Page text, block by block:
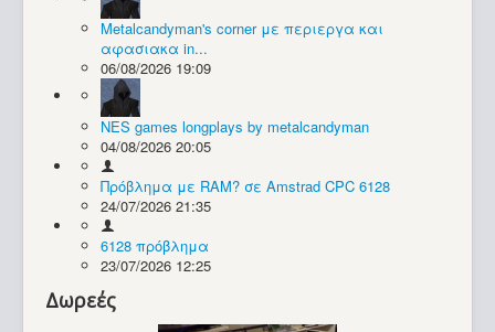
Metalcandyman's corner με περιεργα και
αφασιακα in...
06/08/2026 19:09
NES games longplays by metalcandyman
04/08/2026 20:05
Πρόβλημα με RAM? σε Amstrad CPC 6128
24/07/2026 21:35
6128 πρόβλημα
23/07/2026 12:25
Δωρεές